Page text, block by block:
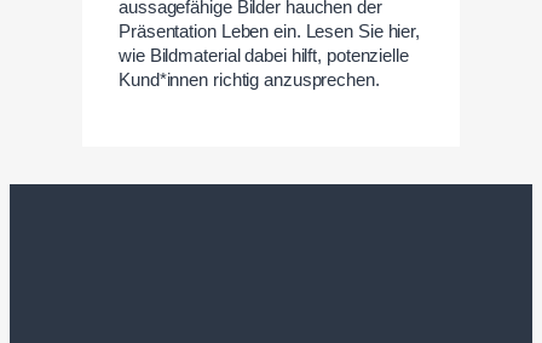
aussagefähige Bilder hauchen der
Präsentation Leben ein. Lesen Sie hier,
wie Bildmaterial dabei hilft, potenzielle
Kund*innen richtig anzusprechen.